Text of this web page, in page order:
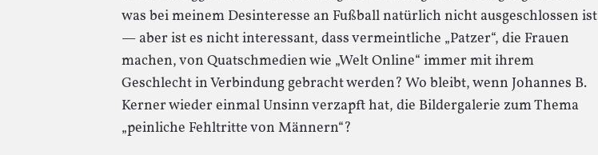
was bei meinem Desinteresse an Fußball natürlich nicht ausgeschlossen ist
— aber ist es nicht interessant, dass vermeintliche „Patzer“, die Frauen
machen, von Quatschmedien wie „Welt Online“ immer mit ihrem
Geschlecht in Verbindung gebracht werden? Wo bleibt, wenn Johannes B.
Kerner wieder einmal Unsinn verzapft hat, die Bildergalerie zum Thema
„peinliche Fehltritte von Männern“?